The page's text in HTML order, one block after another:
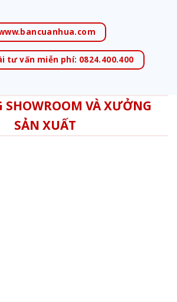
tư vấn miễn phí: 0824.400.400
SHOWROOM VÀ XƯỞNG
SẢN XUẤT